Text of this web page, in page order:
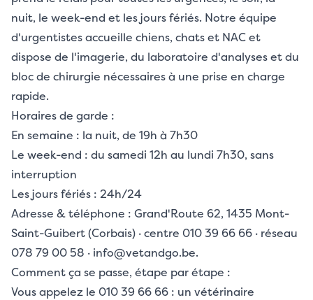
nuit, le week-end et les jours fériés. Notre équipe
d'urgentistes accueille chiens, chats et NAC et
dispose de l'imagerie, du laboratoire d'analyses et du
bloc de chirurgie nécessaires à une prise en charge
rapide.
Horaires de garde :
En semaine : la nuit, de 19h à 7h30
Le week-end : du samedi 12h au lundi 7h30, sans
interruption
Les jours fériés : 24h/24
Adresse & téléphone : Grand'Route 62, 1435 Mont-
Saint-Guibert (Corbais) · centre 010 39 66 66 · réseau
078 79 00 58 · info@vetandgo.be.
Comment ça se passe, étape par étape :
Vous appelez le 010 39 66 66 : un vétérinaire